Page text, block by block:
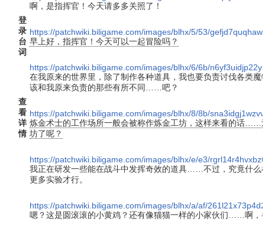
登
录
台
词
啊，是指挥官！今天请多多关照了！
https://patchwiki.biligame.com/images/blhx/5/53/
早上好，指挥官！今天可以一起冒险吗？
https://patchwiki.biligame.com/images/blhx/6/6b/
查
看
详
情
在我原来的世界里，除了制作各种道具，我也要负责讨伐各类
该和我原来负责的那些有所不同……吧？
https://patchwiki.biligame.com/images/blhx/8/8b/
炼金术士的工作场所一般会被称作炼金工坊，这样来看的话……
坊了呢？
https://patchwiki.biligame.com/images/blhx/e/e3/
我正在研发一些能在战斗中发挥奇效的道具……不过，究竟什么
更多实验才行。
https://patchwiki.biligame.com/images/blhx/a/af/
嗯？这是圆滚滚的小黄鸡？还有像猫猫一样的小家伙们……啊